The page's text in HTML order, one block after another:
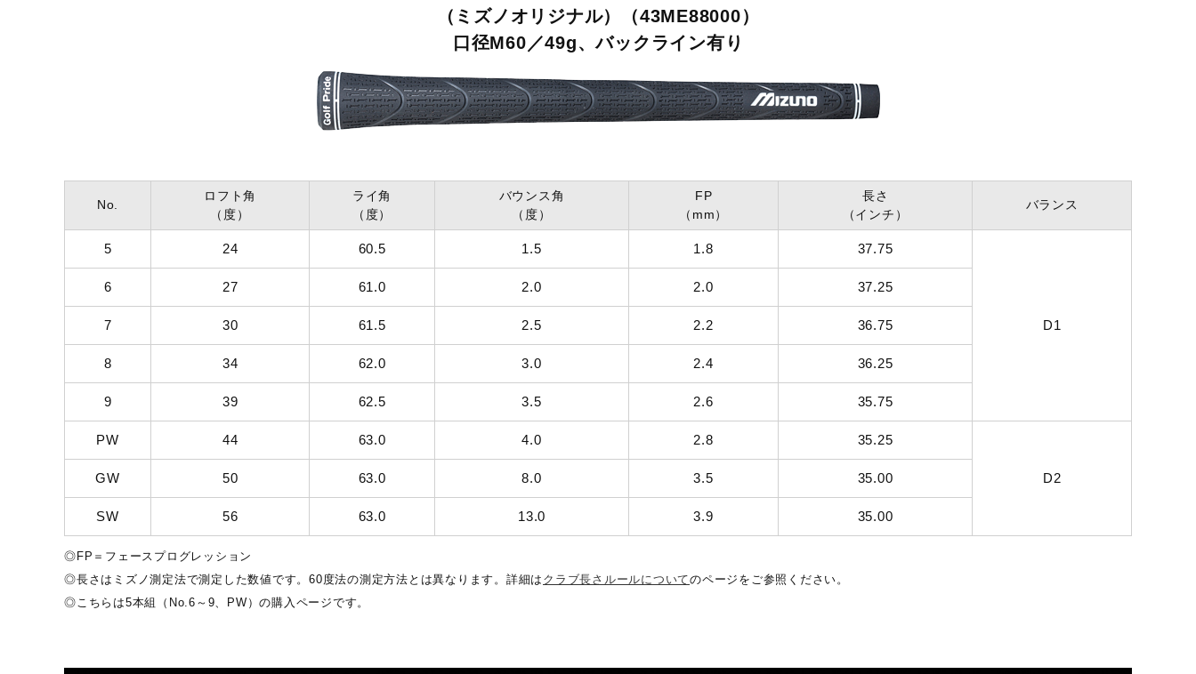
（ミズノオリジナル）（43ME88000）
口径M60／49g、バックライン有り
No.
ロフト角
（度）
ライ角
（度）
バウンス角
（度）
FP
（mm）
長さ
（インチ）
バランス
5 24 60.5 1.5 1.8 37.75
D1
6 27 61.0 2.0 2.0 37.25
7 30 61.5 2.5 2.2 36.75
8 34 62.0 3.0 2.4 36.25
9 39 62.5 3.5 2.6 35.75
PW 44 63.0 4.0 2.8 35.25
D2
GW 50 63.0 8.0 3.5 35.00
SW 56 63.0 13.0 3.9 35.00
◎FP＝フェースプログレッション
◎長さはミズノ測定法で測定した数値です。60度法の測定方法とは異なります。詳細は クラブ長さルールについてのページをご参照ください。
◎こちらは5本組（No.6～9、PW）の購入ページです。